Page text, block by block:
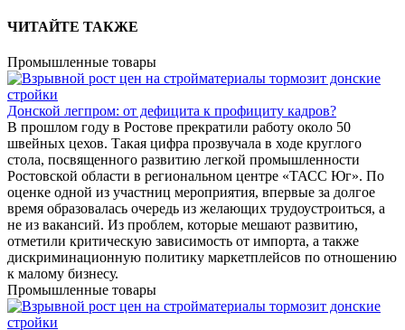
ЧИТАЙТЕ ТАКЖЕ
Промышленные товары
Донской легпром: от дефицита к профициту кадров?
В прошлом году в Ростове прекратили работу около 50
швейных цехов. Такая цифра прозвучала в ходе круглого
стола, посвященного развитию легкой промышленности
Ростовской области в региональном центре «ТАСС Юг». По
оценке одной из участниц мероприятия, впервые за долгое
время образовалась очередь из желающих трудоустроиться, а
не из вакансий. Из проблем, которые мешают развитию,
отметили критическую зависимость от импорта, а также
дискриминационную политику маркетплейсов по отношению
к малому бизнесу.
Промышленные товары